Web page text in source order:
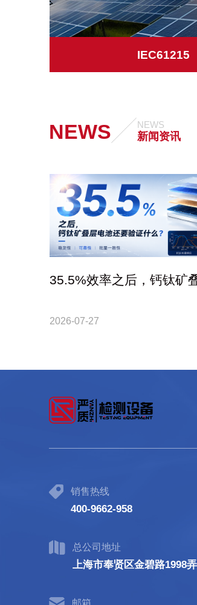
IEC61215
NEWS NEWS
新闻资讯
35.5%效率之后，钙钛矿
2026-07-27
销售热线
400-9662-958
总公司地址
上海市奉贤区金碧路1998
邮箱